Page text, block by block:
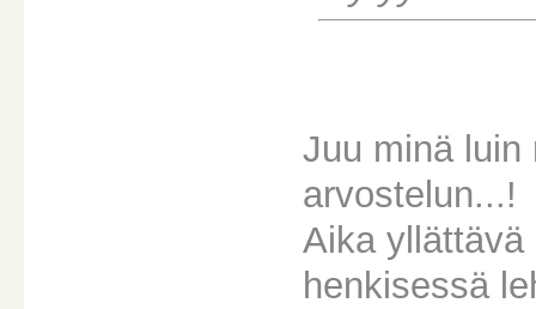
Juu minä luin
arvostelun...!
Aika yllättävä
henkisessä